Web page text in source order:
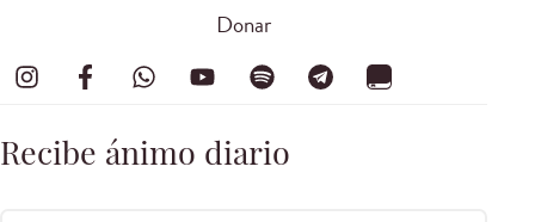
Donar
Recibe ánimo diario